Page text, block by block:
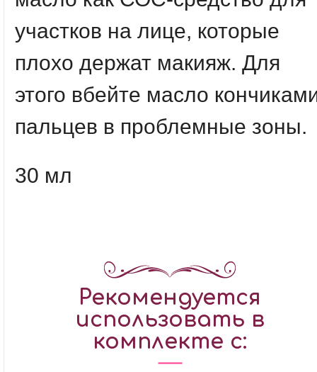
участков на лице, которые
плохо держат макияж. Для
этого вбейте масло
пальцев в проблемные зоны.
30 мл
Рекомендуется
использовать в
комплекте с: